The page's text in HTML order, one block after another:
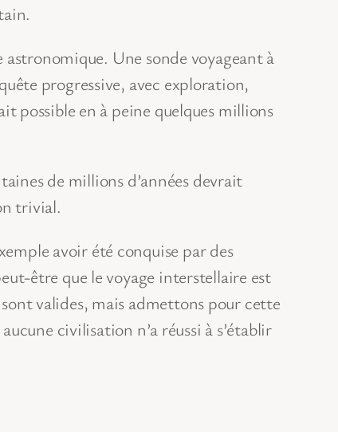
astronomique. Une sonde voyageant à
progressive, avec exploration,
possible en à peine quelques millions
de millions d’années devrait
trivial.
avoir été conquise par des
être que le voyage interstellaire est
valides, mais admettons pour cette
civilisation n’a réussi à s’établir